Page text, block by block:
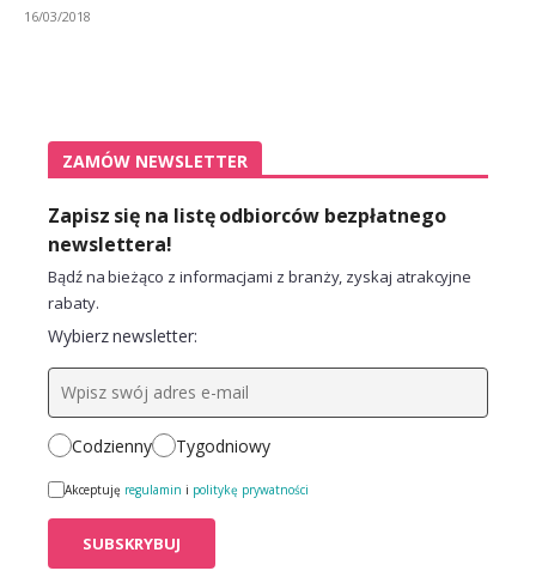
16/03/2018
ZAMÓW NEWSLETTER
Zapisz się na listę odbiorców bezpłatnego
newslettera!
Bądź na bieżąco z informacjami z branży, zyskaj atrakcyjne
rabaty.
Wybierz newsletter:
Codzienny Tygodniowy
Akceptuję regulamin i politykę prywatności